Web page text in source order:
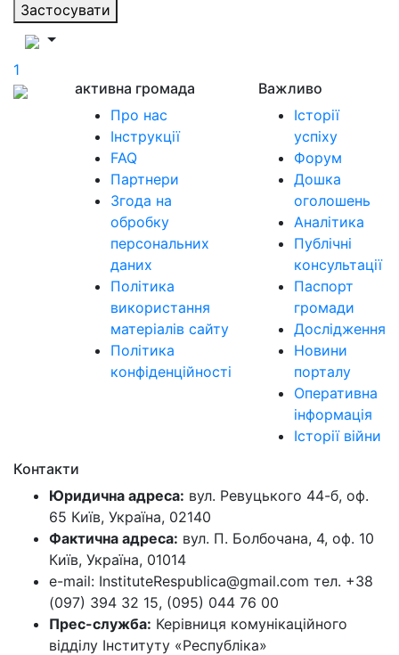
Застосувати
1
активна громада
Про нас
Інструкції
FAQ
Партнери
Згода на
обробку
персональних
даних
Політика
використання
матеріалів сайту
Політика
конфіденційності
Важливо
Історії
успіху
Форум
Дошка
оголошень
Аналітика
Публічні
консультації
Паспорт
громади
Дослідження
Новини
порталу
Оперативна
інформація
Історії війни
Контакти
Юридична адреса: вул. Ревуцького 44-б, оф.
65 Київ, Україна, 02140
Фактична адреса: вул. П. Болбочана, 4, оф. 10
Київ, Україна, 01014
e-mail: InstituteRespublica@gmail.com тел. +38
(097) 394 32 15, (095) 044 76 00
Прес-служба: Керівниця комунікаційного
відділу Інституту «Республіка»